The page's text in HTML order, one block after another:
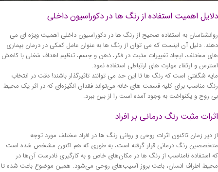
اهمیت استفاده از رنگ ها در دکوراسیون داخلی
به استفاده صحیح از رنگ ها در دکوراسیون داخلی اهمیت ویژه ای می
دلیل آن اینست که می توان از رنگ ها به عنوان عامل کمکی در درمان بیماری
مختلف، ایجاد تغییرات مثبت در فکر، ذهن و جسم، تنظیم اهداف شغلی با کاهش
و ارتقاء مهارت های ارتباطی استفاده نمود.
شگفتی است که رنگ ها تا این حد می توانند تاثیرگذار باشند! دقت در انتخاب
مناسب برای کلیه قسمت های خانه می‌تواند فقدان انگیزه‌ای که در اثر یک محیط
روح و یکنواخت به وجود آمده است را از بین ببرد.
مثبت رنگ درمانی بر افراد
دیر زمان تاکنون اثرات روحی و روانی رنگ ها در افراد مختلف مورد توجه
رنگ درمانی قرار گرفته است، به طوری که هم اکنون مشخص شده است
استفاده نامناسب از رنگ ها در مكان‌های خاص و به کارگیری نادرست آن‌ها در
اطراف انسان، باعث بروز آسیب‌های روحی می‌شود. همین موضوع باعث شده تا